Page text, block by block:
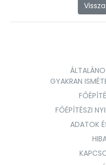
GYAKRAN
FŐÉPÍTÉSZI
ADATOK